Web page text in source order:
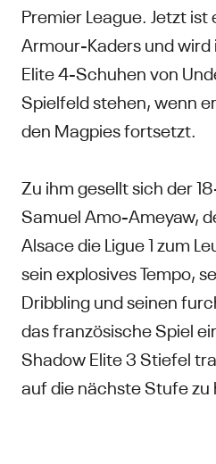
Premier League. Jetzt ist
Armour-Kaders und
Elite 4-Schuhen von
Spielfeld stehen, wenn
den Magpies fortsetzt.
Zu ihm gesellt sich der
Samuel Amo-Ameyaw,
Alsace die Ligue 1 zum
sein explosives Tempo,
Dribbling und seinen
das französische Spiel
Shadow Elite 3 Stiefel
auf die nächste Stufe zu